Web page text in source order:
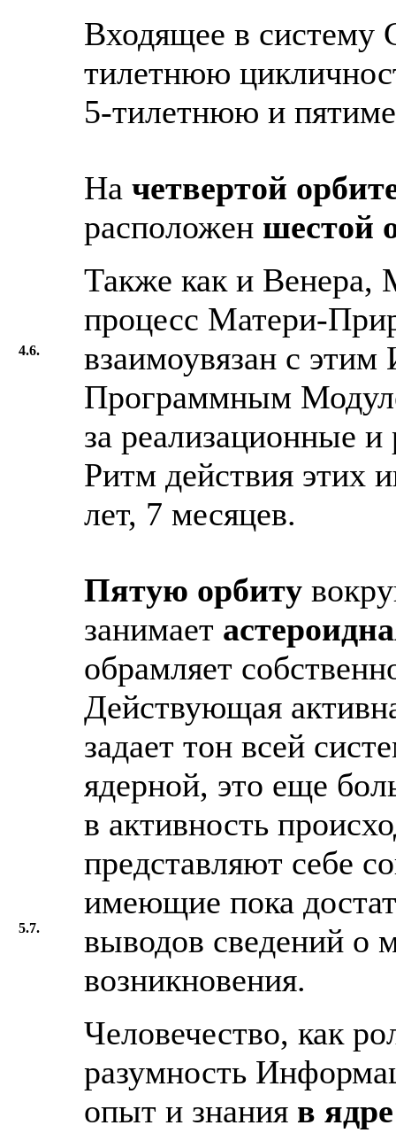
Входящее в систему
тилетнюю
5-тилетнюю и
4.6.
На четвертой
расположен шестой
Также как и Венера,
процесс Матери-
взаимоувязан с
Программным
за реализационные
Ритм действия этих
лет, 7 месяцев.
5.7.
Пятую орбиту
занимает
обрамляет
Действующая
задает тон всей
ядерной, это еще
в активность
представляют себе
имеющие пока
выводов сведений о
возникновения.
Человечество, как
разумность
опыт и знания в